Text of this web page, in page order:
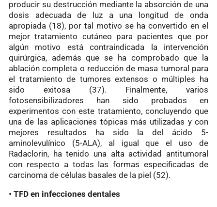
producir su destrucción mediante la absorción de una
dosis adecuada de luz a una longitud de onda
apropiada (18), por tal motivo se ha convertido en el
mejor tratamiento cutáneo para pacientes que por
algún motivo está contraindicada la intervención
quirúrgica, además que se ha comprobado que la
ablación completa o reducción de masa tumoral para
el tratamiento de tumores extensos o múltiples ha
sido exitosa (37). Finalmente, varios
fotosensibilizadores han sido probados en
experimentos con este tratamiento, concluyendo que
una de las aplicaciones tópicas más utilizadas y con
mejores resultados ha sido la del ácido 5-
aminolevulínico (5-ALA), al igual que el uso de
Radaclorin, ha tenido una alta actividad antitumoral
con respecto a todas las formas especificadas de
carcinoma de células basales de la piel (52).
• TFD en infecciones dentales